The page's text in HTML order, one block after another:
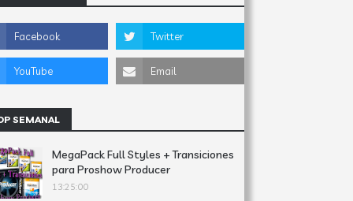
SEMANAL
MegaPack Full Styles + Transiciones
para Proshow Producer
13:25:00